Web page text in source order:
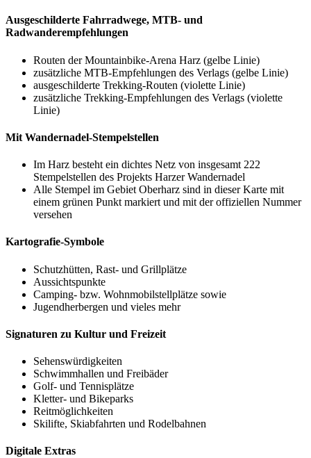
Ausgeschilderte Fahrradwege, MTB- und
Radwanderempfehlungen
Routen der Mountainbike-Arena Harz (gelbe Linie)
zusätzliche MTB-Empfehlungen des Verlags (gelbe Linie)
ausgeschilderte Trekking-Routen (violette Linie)
zusätzliche Trekking-Empfehlungen des Verlags (violette
Linie)
Mit Wandernadel-Stempelstellen
Im Harz besteht ein dichtes Netz von insgesamt 222
Stempelstellen des Projekts Harzer Wandernadel
Alle Stempel im Gebiet Oberharz sind in dieser Karte mit
einem grünen Punkt markiert und mit der offiziellen Nummer
versehen
Kartografie-Symbole
Schutzhütten, Rast- und Grillplätze
Aussichtspunkte
Camping- bzw. Wohnmobilstellplätze sowie
Jugendherbergen und vieles mehr
Signaturen zu Kultur und Freizeit
Sehenswürdigkeiten
Schwimmhallen und Freibäder
Golf- und Tennisplätze
Kletter- und Bikeparks
Reitmöglichkeiten
Skilifte, Skiabfahrten und Rodelbahnen
Digitale Extras